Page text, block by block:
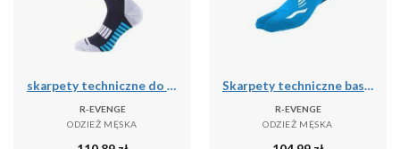
skarpety techniczne do biegania dla dorosłych długie, czarny
R-EVENGE
ODZIEŻ MĘSKA
Skarpety techniczne basenowe jednopalcowe dla dorosłych, jasnoniebieskim białym
R-EVENGE
ODZIEŻ MĘSKA